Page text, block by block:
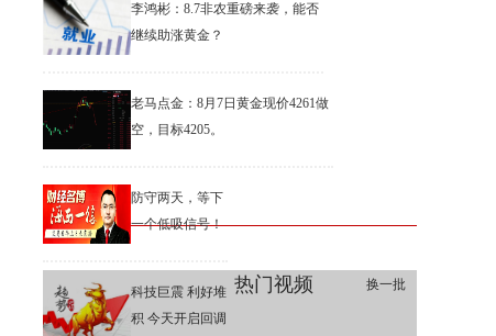
李鸿彬：8.7非农重磅来袭，能否
继续助涨黄金？
老马点金：8月7日黄金现价4261做
空，目标4205。
防守两天，等下
一个低吸信号！
科技巨震 利好堆
积 今天开启回调
热门视频 换一批